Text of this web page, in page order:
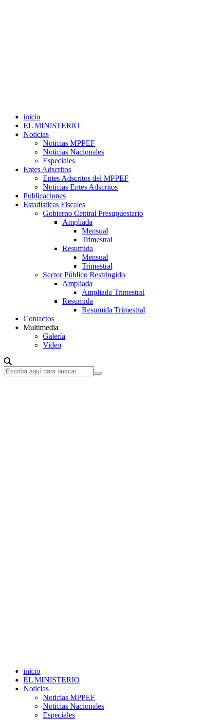
inicio
EL MINISTERIO
Noticias
Noticias MPPEF
Noticias Nacionales
Especiales
Entes Adscritos
Entes Adscritos del MPPEF
Noticias Entes Adscritos
Publicaciones
Estadísticas Fiscales
Gobierno Central Presupuestario
Ampliada
Mensual
Trimestral
Resumida
Mensual
Trimestral
Sector Público Restringido
Ampliada
Ampliada Trimestral
Resumida
Resumida Trimestral
Contactos
Multimedia
Galería
Video
inicio
EL MINISTERIO
Noticias
Noticias MPPEF
Noticias Nacionales
Especiales